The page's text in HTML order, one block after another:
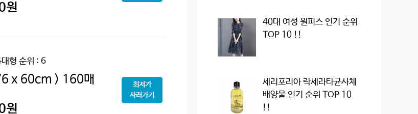
원
형 순위 : 6
x 60cm ) 160매
원
최저가
사러가기
40대 여성 원피스 인기 순위
TOP 10 !!
세리포리아 락세라타균사체
배양물 인기 순위 TOP 10
!!